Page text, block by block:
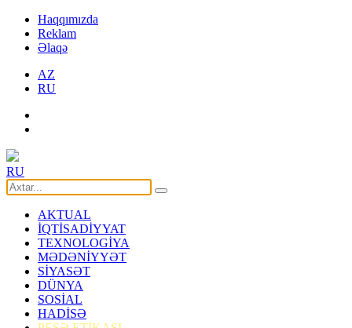
Haqqımızda
Reklam
Əlaqə
AZ
RU
RU
AKTUAL
İQTİSADİYYAT
TEXNOLOGİYA
MƏDƏNİYYƏT
SİYASƏT
DÜNYA
SOSİAL
HADİSƏ